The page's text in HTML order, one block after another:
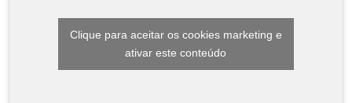
Clique para aceitar os cookies marketing e
ativar este conteúdo